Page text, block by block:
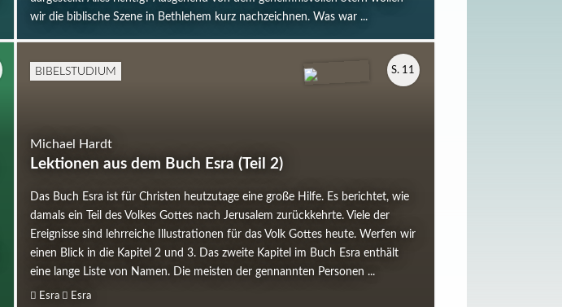
wir die biblische Szene in Bethlehem kurz nachzeichnen. Was war ...
BIBELSTUDIUM
Michael Hardt
Lektionen aus dem Buch Esra (Teil 2)
Das Buch Esra ist für Christen heutzutage eine große Hilfe. Es berichtet, wie
damals ein Teil des Volkes Gottes nach Jerusalem zurückkehrte. Viele der
Ereignisse sind lehrreiche Illustrationen für das Volk Gottes heute. Werfen wir
einen Blick in die Kapitel 2 und 3. Das zweite Kapitel im Buch Esra enthält
eine lange Liste von Namen. Die meisten der gennannten Personen ...
Esra Esra
S. 11